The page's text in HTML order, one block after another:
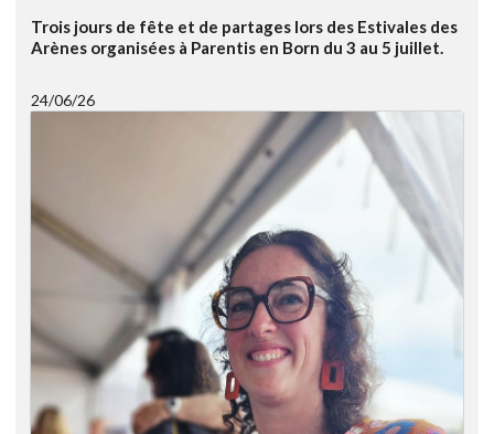
Trois jours de fête et de partages lors des Estivales des
Arènes organisées à Parentis en Born du 3 au 5 juillet.
24/06/26